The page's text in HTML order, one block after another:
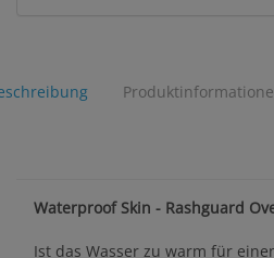
Waterproof Skin - Rashguard
Ist das Wasser zu warm für